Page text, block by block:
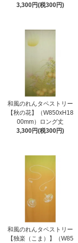
3,300円(税300円)
和風のれんタペストリー
【秋の花】（W850xH18
00mm）ロング丈
3,300円(税300円)
和風のれんタペストリー
【独楽（こま）】（W85